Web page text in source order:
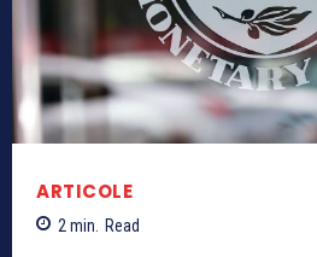
ARTICOLE
2 min. Read